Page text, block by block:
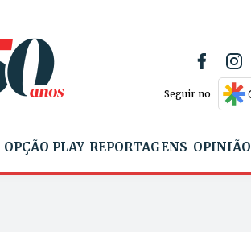
Seguir no
OPÇÃO PLAY REPORTAGENS OPINIÃO